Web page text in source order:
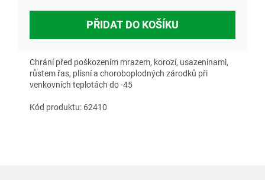
PŘIDAT DO KOŠÍKU
Chrání před poškozením mrazem, korozí, usazeninami,
růstem řas, plísní a choroboplodných zárodků při
venkovních teplotách do -45
Kód produktu: 62410